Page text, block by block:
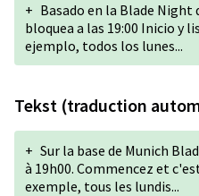
+ Basado en la Blade Night
bloquea a las 19:00 Inicio y
ejemplo, todos los lunes...
Tekst (traduction
+ Sur la base de Munich
à 19h00. Commencez et
exemple, tous les lundis...